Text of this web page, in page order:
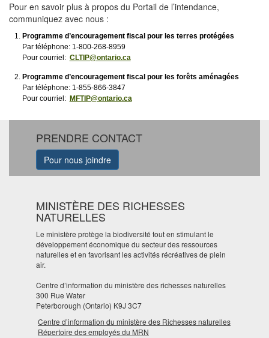
Pour en savoir plus à propos du Portail de l’intendance,
communiquez avec nous :
Programme d’encouragement fiscal pour les terres protégées
Par téléphone: 1-800-268-8959
Pour courriel: CLTIP@ontario.ca
Programme d’encouragement fiscal pour les forêts aménagées
Par téléphone: 1-855-866-3847
Pour courriel: MFTIP@ontario.ca
PRENDRE CONTACT
Pour nous joindre
MINISTÈRE DES RICHESSES
NATURELLES
Le ministère protège la biodiversité tout en stimulant le
développement économique du secteur des ressources
naturelles et en favorisant les activités récréatives de plein
air.
Centre d’information du ministère des richesses naturelles
300 Rue Water
Peterborough (Ontario) K9J 3C7
Centre d’information du ministère des Richesses naturelles
Répertoire des employés du MRN